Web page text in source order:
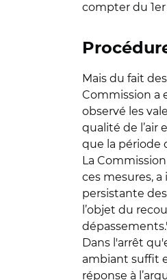
compter du
Mais du fait
Commission a
observé les
qualité de l’air
que la période
La
ces mesures,
persistante
l’objet du
Dans l'arrêt
ambiant suffit
réponse à